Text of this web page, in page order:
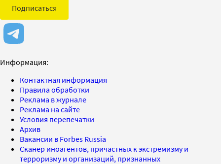
Подписаться
Информация:
Контактная информация
Правила обработки
Реклама в журнале
Реклама на сайте
Условия перепечатки
Архив
Вакансии в Forbes Russia
Сканер иноагентов, причастных к экстремизму и
терроризму и организаций, признанных